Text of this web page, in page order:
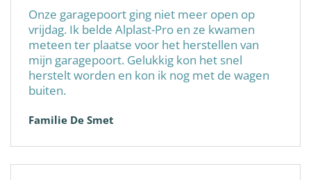
Onze garagepoort ging niet meer open op
vrijdag. Ik belde Alplast-Pro en ze kwamen
meteen ter plaatse voor het herstellen van
mijn garagepoort. Gelukkig kon het snel
herstelt worden en kon ik nog met de wagen
buiten.
Familie De Smet